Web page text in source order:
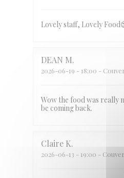
Lovely staff, Lovely
DEAN M
2026-06-19 - 18:00 -
Wow the food was really
be coming back.
Claire K
2026-06-13 - 19:00 -